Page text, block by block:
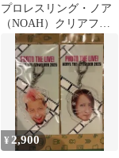
プロレスリング・ノア
（NOAH）クリアファ
イル 2024.9.14
¥ 2,900